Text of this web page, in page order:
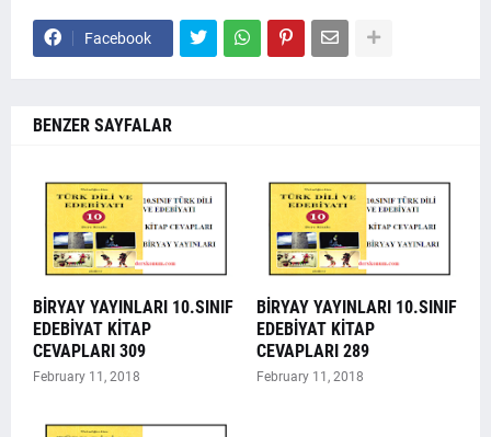
Facebook
BENZER SAYFALAR
BİRYAY YAYINLARI 10.SINIF
EDEBİYAT KİTAP
CEVAPLARI 309
February 11, 2018
BİRYAY YAYINLARI 10.SINIF
EDEBİYAT KİTAP
CEVAPLARI 289
February 11, 2018